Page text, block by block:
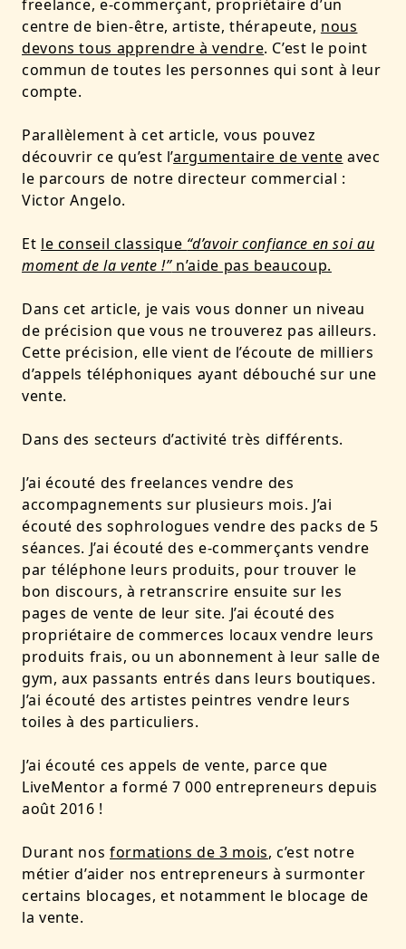
freelance, e-commerçant, propriétaire d’un
centre de bien-être, artiste, thérapeute, nous
devons tous apprendre à vendre. C’est le point
commun de toutes les personnes qui sont à leur
compte.
Parallèlement à cet article, vous pouvez
découvrir ce qu’est l’argumentaire de vente avec
le parcours de notre directeur commercial :
Victor Angelo.
Et le conseil classique “d’avoir confiance en soi au
moment de la vente !”n’aide pas beaucoup.
Dans cet article, je vais vous donner un niveau
de précision que vous ne trouverez pas ailleurs.
Cette précision, elle vient de l’écoute de milliers
d’appels téléphoniques ayant débouché sur une
vente.
Dans des secteurs d’activité très différents.
J’ai écouté des freelances vendre des
accompagnements sur plusieurs mois. J’ai
écouté des sophrologues vendre des packs de 5
séances. J’ai écouté des e-commerçants vendre
par téléphone leurs produits, pour trouver le
bon discours, à retranscrire ensuite sur les
pages de vente de leur site. J’ai écouté des
propriétaire de commerces locaux vendre leurs
produits frais, ou un abonnement à leur salle de
gym, aux passants entrés dans leurs boutiques.
J’ai écouté des artistes peintres vendre leurs
toiles à des particuliers.
J’ai écouté ces appels de vente, parce que
LiveMentor a formé 7 000 entrepreneurs depuis
août 2016 !
Durant nosformations de 3 mois, c’est notre
métier d’aider nos entrepreneurs à surmonter
certains blocages, et notamment le blocage de
la vente.